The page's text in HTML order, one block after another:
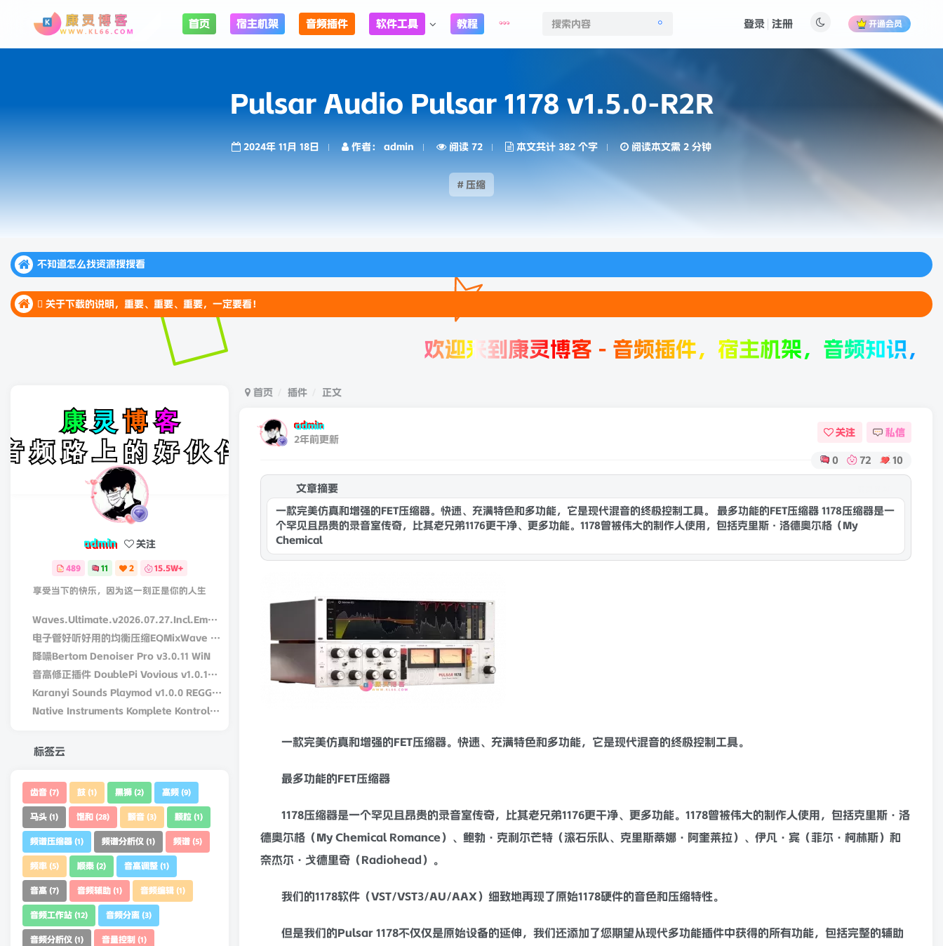
Pulsar Audio Pulsar 1178 v1.5.0-R2R
2024年 11月 18日 作者： admin 阅读 72 本文共计 382 个字 阅读本文需 2 分钟
# 压缩
首页 宿主机架 音频插件 软件工具 教程 开通会员
登录 注册
不知道怎么找资源搜搜看
 关于下载的说明，重要、重要、重要，一定要看！
 关于下载的说明，重要、重要、重要，一定要看！
 关于下载的说明，重要、重要、重要，一定要看！
欢迎来到康灵博客 - 音频插件，宿主机架，音频知识，音频产品
首页 插件 正文
admin
2年前更新
关注 私信
0 72 10
文章摘要
一款完美仿真和增强的FET压缩器。快速、充满特色和多功能，它是现代混音的终极控制工具。 最多功能的FET压缩器 1178压缩器是一
个罕见且昂贵的录音室传奇，比其老兄弟1176更干净、更多功能。1178曾被伟大的制作人使用，包括克里斯·洛德奥尔格（My
Chemical Romance）、鲍勃·克利尔芒特（滚石乐队、克里斯蒂
一款完美仿真和增强的FET压缩器。快速、充满特色和多功能，它是现代混音的终极控制工具。
最多功能的FET压缩器
1178压缩器是一个罕见且昂贵的录音室传奇，比其老兄弟1176更干净、更多功能。1178曾被伟大的制作人使用，包括克里斯·洛
德奥尔格（My Chemical Romance）、鲍勃·克利尔芒特（滚石乐队、克里斯蒂娜·阿奎莱拉）、伊凡·宾（菲尔·柯林斯）和
奈杰尔·戈德里奇（Radiohead）。
我们的1178软件（VST/VST3/AU/AAX）细致地再现了原始1178硬件的音色和压缩特性。
但是我们的Pulsar 1178不仅仅是原始设备的延伸，我们还添加了您期望从现代多功能插件中获得的所有功能，包括完整的辅助
admin 关注
489 11 2 15.5W+
享受当下的快乐，因为这一刻正是你的人生
Waves.Ultimate.v2026.07.27.Incl.Emulator-R2R
电子管好听好用的均衡压缩EQMixWave DW Fearn VT-15 v1.0.0-win-R2R
降噪Bertom Denoiser Pro v3.0.11 WiN
音高修正插件 DoublePi Vovious v1.0.14 – V.R Win/MAC
Karanyi Sounds Playmod v1.0.0 REGGED WiN/MacOS
Native Instruments Komplete Kontrol v3.5.4-bobdule WiN
标签云
齿音 (7) 鼓 (1) 黑狮 (2) 高频 (9)
马头 (1) 饱和 (28) 颤音 (3) 颗粒 (1)
频谱压缩器 (1) 频谱分析仪 (1) 频谱 (5)
频率 (5) 顺泰 (2) 音高调整 (1)
音高 (7) 音频辅助 (1) 音频编辑 (1)
音频工作站 (12) 音频分离 (3)
音频分析仪 (1) 音量控制 (1)